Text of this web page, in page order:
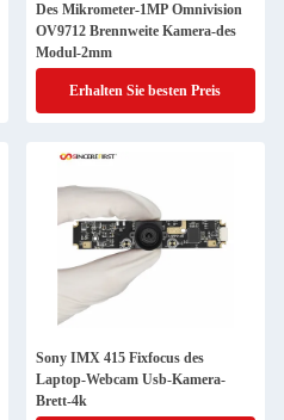
Des Mikrometer-1MP Omnivision
OV9712 Brennweite Kamera-des
Modul-2mm
Erhalten Sie besten Preis
Sony IMX 415 Fixfocus des
Laptop-Webcam Usb-Kamera-
Brett-4k